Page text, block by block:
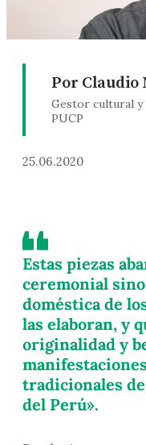
Por Claudio
Gestor cultural
PUCP
25.06.2020
Estas piezas
ceremonial
doméstica de
las elaboran, y
originalidad y
tradicionales
del Perú».